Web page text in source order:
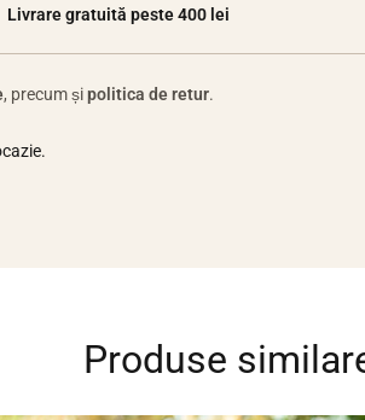
Livrare gratuită peste 400 lei
, precum șipolitica de retur.
Produse